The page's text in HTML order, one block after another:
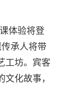
体验将登
承人将带
工坊。宾客
化故事，